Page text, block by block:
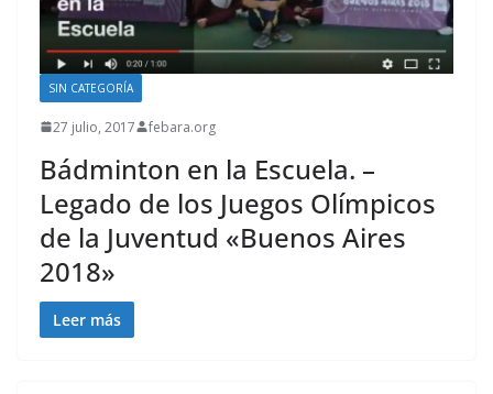
SIN CATEGORÍA
27 julio, 2017 febara.org
Bádminton en la Escuela. –
Legado de los Juegos Olímpicos
de la Juventud «Buenos Aires
2018»
Leer más